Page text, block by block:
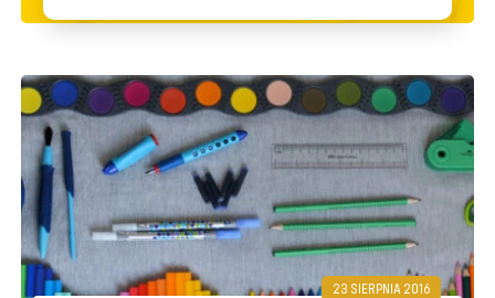
23 SIERPNIA 2016